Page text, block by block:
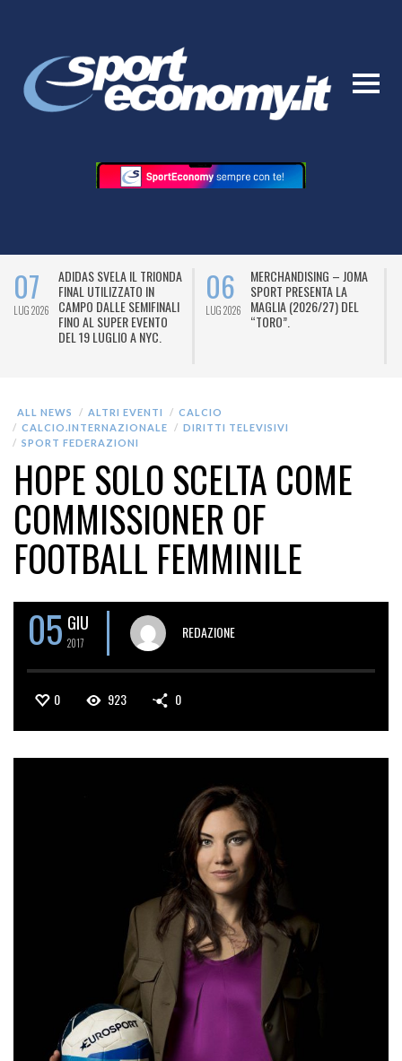
07
LUG 2026
ADIDAS SVELA IL TRIONDA
FINAL UTILIZZATO IN
CAMPO DALLE SEMIFINALI
FINO AL SUPER EVENTO
DEL 19 LUGLIO A NYC.
06
LUG 2026
MERCHANDISING – JOMA
SPORT PRESENTA LA
MAGLIA (2026/27) DEL
“TORO”.
ALL NEWS ALTRI EVENTI
CALCIO
CALCIO.INTERNAZIONALE
DIRITTI TELEVISIVI
SPORT FEDERAZIONI
HOPE SOLO SCELTA COME
COMMISSIONER OF
FOOTBALL FEMMINILE
05 GIU
2017
REDAZIONE
0 923 0